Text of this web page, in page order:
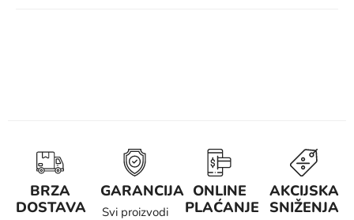
BRZA
DOSTAVA
GARANCIJA
Svi proizvodi
ONLINE
PLAĆANJE
AKCIJSKA
SNIŽENJA